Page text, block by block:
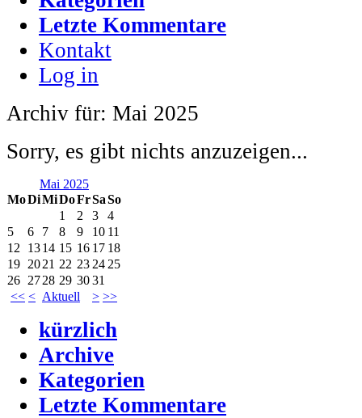
Letzte Kommentare
Kontakt
Log in
Archiv für: Mai 2025
Sorry, es gibt nichts anzuzeigen...
Mai 2025
MoDiMiDoFrSaSo
<< < Aktuell > >>
1 2 3
4
5
6 7 8 9 10 11
12
1314 15 16 17 18
19 2021 22 23 24 25
26 2728 29 3031
kürzlich
Archive
Kategorien
Letzte Kommentare